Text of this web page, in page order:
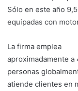
Sólo en este año
equipadas con
La firma emplea
aproximadamente a
personas
atiende clientes en